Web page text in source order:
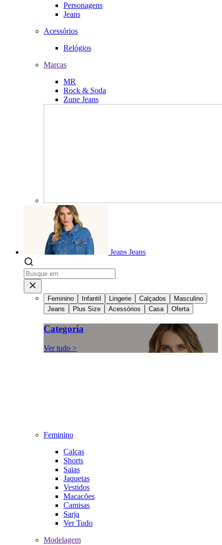
Personagens
Jeans
Acessórios
Relógios
Marcas
MR
Rock & Soda
Zune Jeans
Jeans Jeans
Feminino Infantil Lingerie Calçados
Masculino
Jeans
Plus Size Acessórios Casa Oferta
Categoria
Ver tudo >
Feminino
Calças
Shorts
Saias
Jaquetas
Vestidos
Macacões
Camisas
Sarja
Ver Tudo
Modelagem